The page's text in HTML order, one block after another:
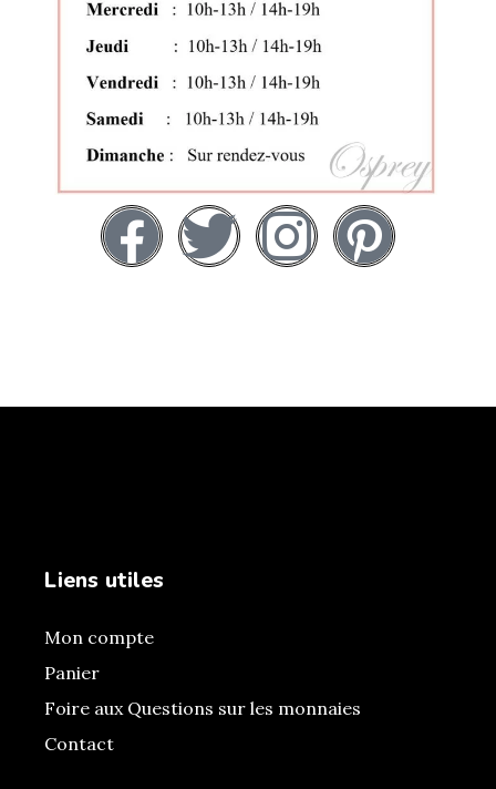
Liens utiles
Mon compte
Panier
Foire aux Questions sur les monnaies
Contact